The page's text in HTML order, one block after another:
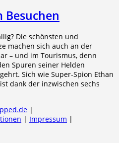
Besuchen
Die schönsten und
machen sich auch an der
– und im Tourismus, denn
Spuren seiner Helden
Sich wie Super-Spion Ethan
dank der inzwischen sechs
|
| Impressum |